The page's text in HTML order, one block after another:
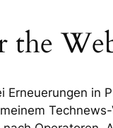
in